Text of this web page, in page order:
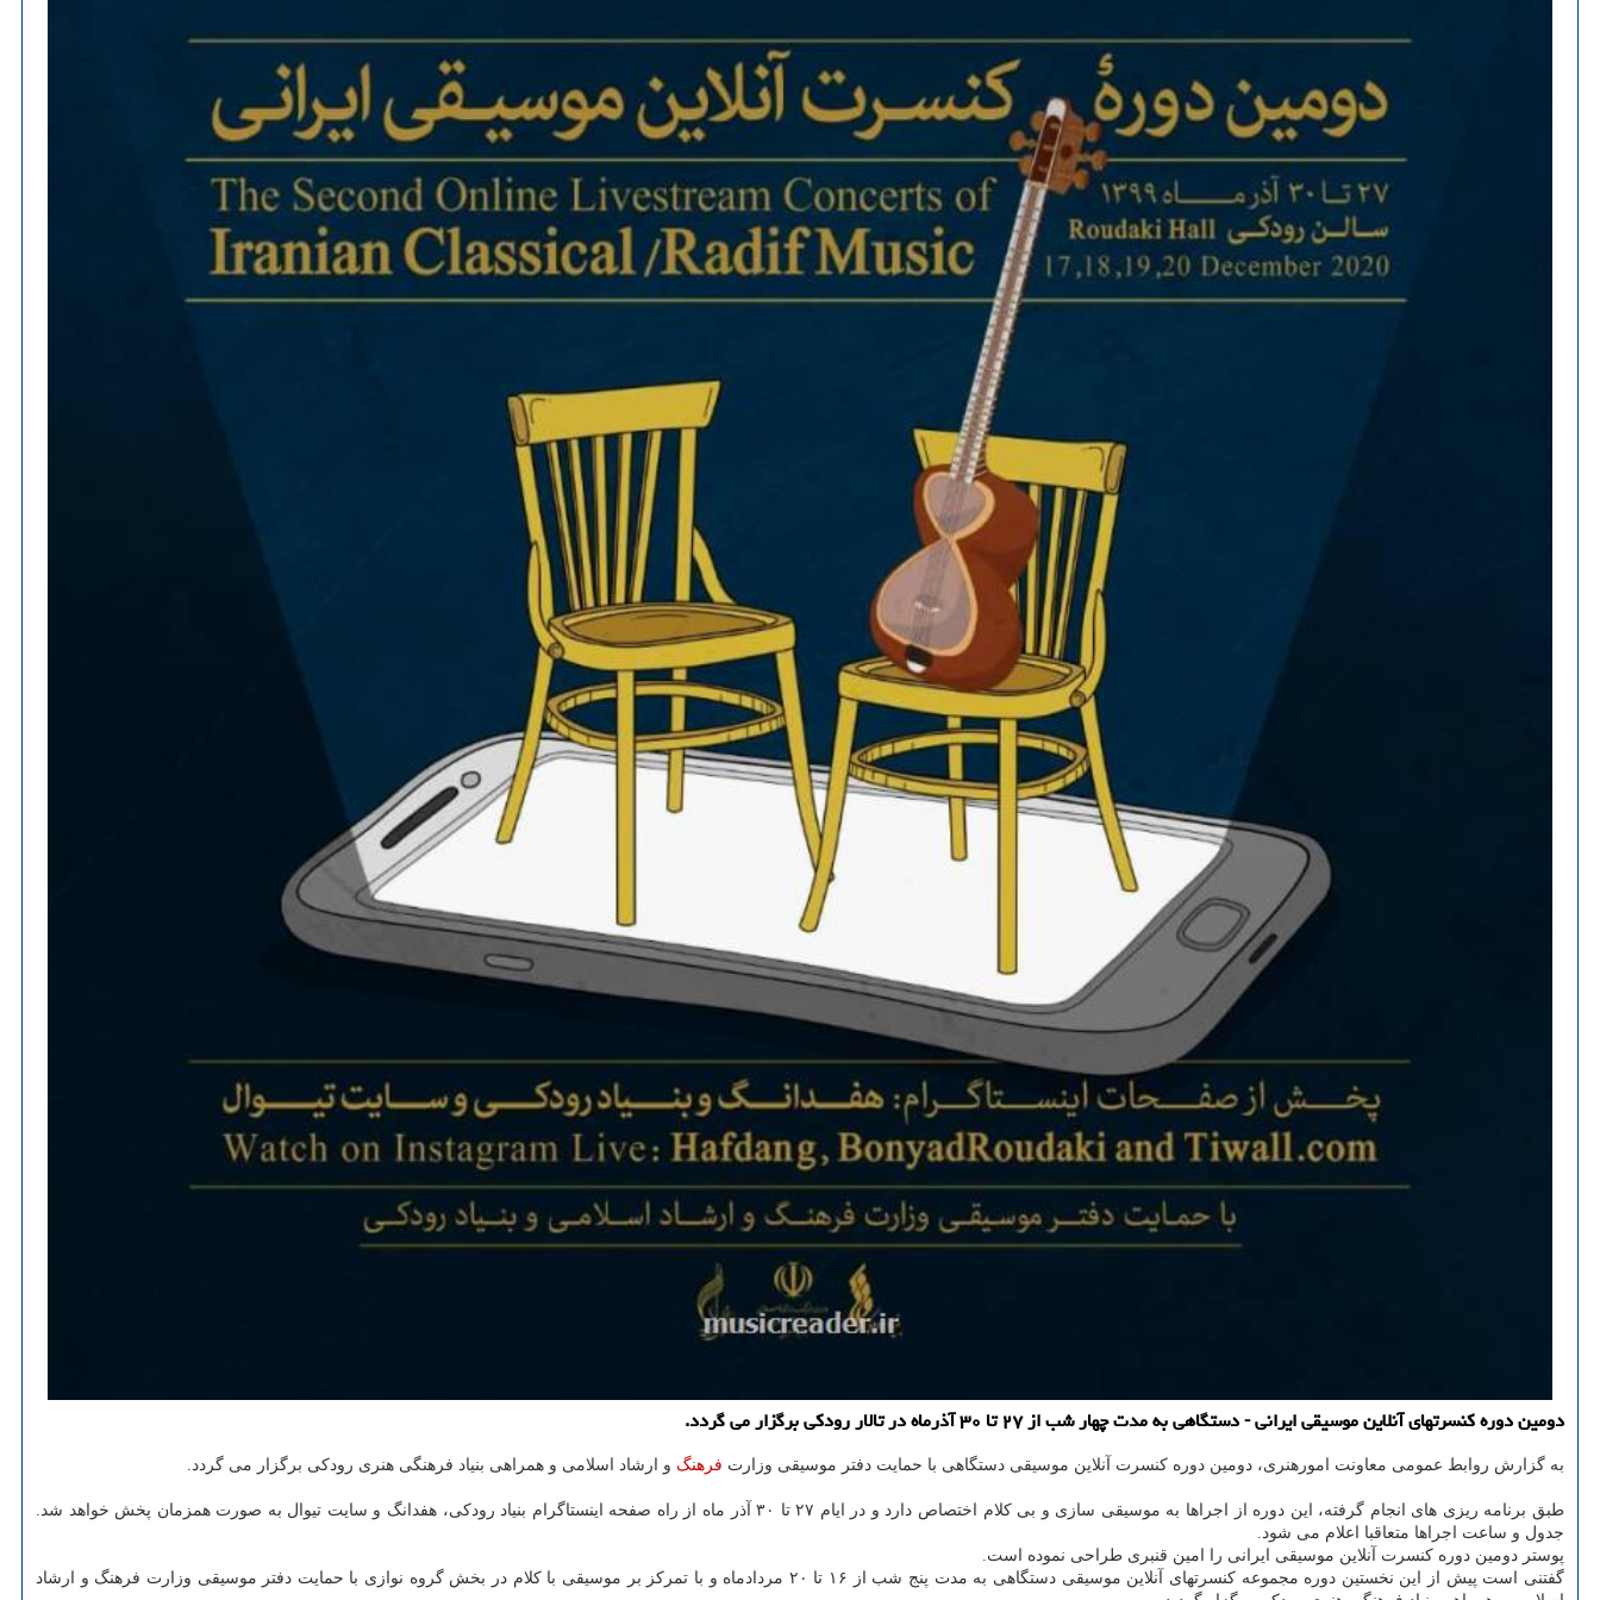
دومین دوره کنسرتهای آنلاین موسیقی ایرانی - دستگاهی به مدت چهار شب از ۲۷ تا ۳۰ آذرماه در تالار رودکی برگزار می گردد.
به گزارش روابط عمومی معاونت امورهنری، دومین دوره کنسرت آنلاین موسیقی دستگاهی با حمایت دفتر موسیقی وزارت فرهنگ و ارشاد اسلامی و همراهی بنیاد فرهنگی هنری رودکی برگزار می گردد.
طبق برنامه ریزی های انجام گرفته، این دوره از اجراها به موسیقی سازی و بی کلام اختصاص دارد و در ایام ۲۷ تا ۳۰ آذر ماه از راه صفحه اینستاگرام بنیاد رودکی، هفدانگ و سایت تیوال به صورت همزمان پخش خواهد شد.
جدول و ساعت اجراها متعاقبا اعلام می شود.
پوستر دومین دوره کنسرت آنلاین موسیقی ایرانی را امین قنبری طراحی نموده است.
گفتنی است پیش از این نخستین دوره مجموعه کنسرتهای آنلاین موسیقی دستگاهی به مدت پنج شب از ۱۶ تا ۲۰ مردادماه و با تمرکز بر موسیقی با کلام در بخش گروه نوازی با حمایت دفتر موسیقی وزارت فرهنگ و ارشاد